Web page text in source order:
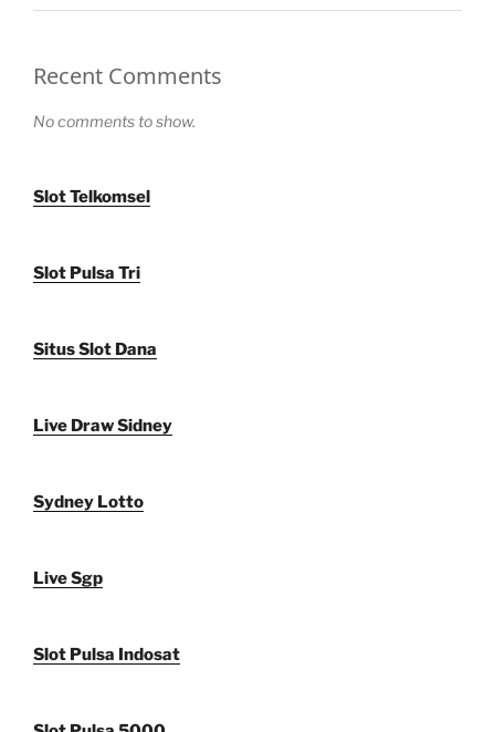
Recent Comments
No comments to show.
Slot Telkomsel
Slot Pulsa Tri
Situs Slot Dana
Live Draw Sidney
Sydney Lotto
Live Sgp
Slot Pulsa Indosat